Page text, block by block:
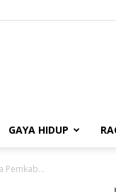
GAYA HIDUP
Pemkab...